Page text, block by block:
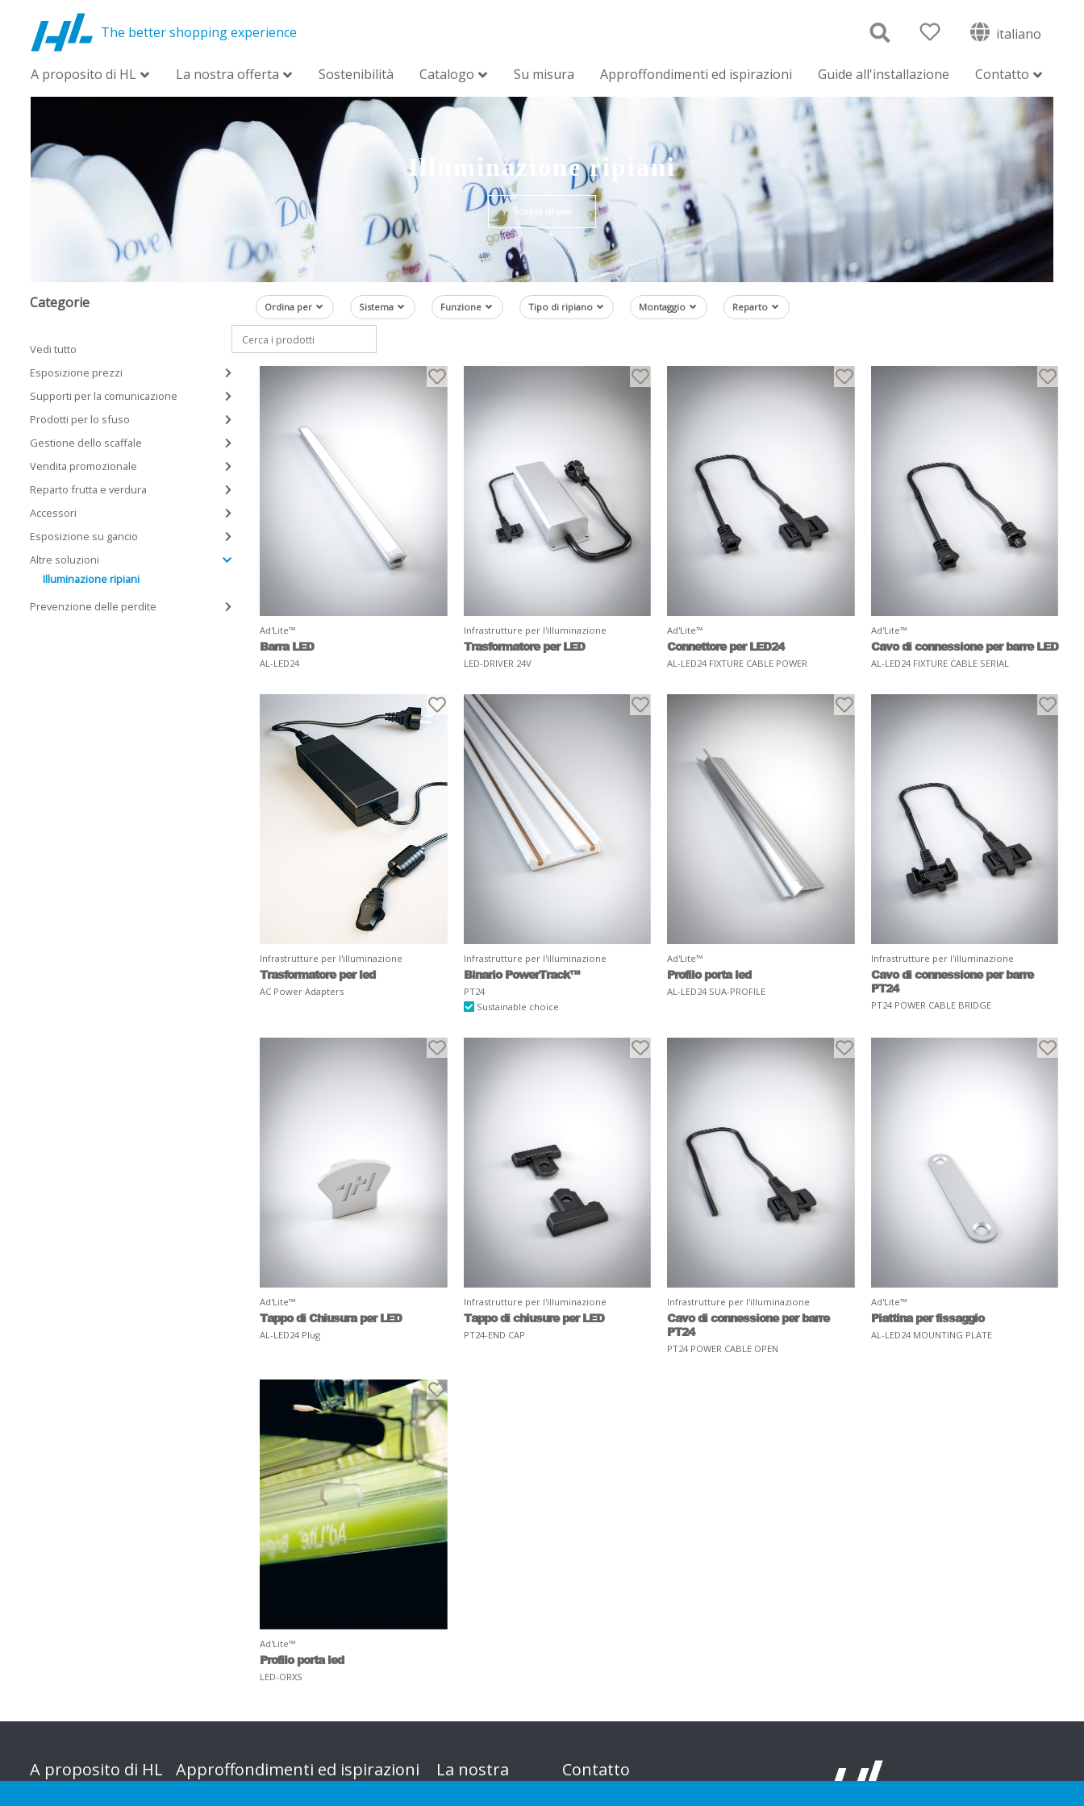
The better shopping experience italiano
A proposito di HL La nostra offerta Sostenibilità Catalogo Su misura Approffondimenti ed ispirazioni Guide all'installazione Contatto
Illuminazione ripiani
Scopri di più
Categorie
Vedi tutto
Esposizione prezzi
Supporti per la comunicazione
Prodotti per lo sfuso
Gestione dello scaffale
Vendita promozionale
Reparto frutta e verdura
Accessori
Esposizione su gancio
Altre soluzioni
Illuminazione ripiani
Prevenzione delle perdite
Ordina per Sistema Funzione Tipo di ripiano Montaggio Reparto
Ad'Lite™
Barra LED
AL-LED24
Infrastrutture per l'illuminazione
Trasformatore per LED
LED-DRIVER 24V
Ad'Lite™
Connettore per LED24
AL-LED24 FIXTURE CABLE POWER
Ad'Lite™
Cavo di connessione per barre LED
AL-LED24 FIXTURE CABLE SERIAL
Infrastrutture per l'illuminazione
Trasformatore per led
AC Power Adapters
Infrastrutture per l'illuminazione
Binario PowerTrack™
PT24
Sustainable choice
Ad'Lite™
Profilo porta led
AL-LED24 SUA-PROFILE
Infrastrutture per l'illuminazione
Cavo di connessione per barre
PT24
PT24 POWER CABLE BRIDGE
Ad'Lite™
Tappo di Chiusura per LED
AL-LED24 Plug
Infrastrutture per l'illuminazione
Tappo di chiusure per LED
PT24-END CAP
Infrastrutture per l'illuminazione
Cavo di connessione per barre
PT24
PT24 POWER CABLE OPEN
Ad'Lite™
Piattina per fissaggio
AL-LED24 MOUNTING PLATE
Ad'Lite™
Profilo porta led
LED-ORXS
A proposito di HL Approffondimenti ed ispirazioni
La nostra
offerta
Contatto